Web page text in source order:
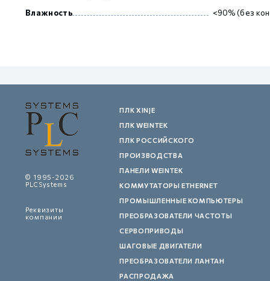
Влажность <90% (без
© 1995-2026
PLCSystems
Реквизиты
компании
ПЛК XINJE
ПЛК WEINTEK
ПЛК РОССИЙСКОГО
ПРОИЗВОДСТВА
ПАНЕЛИ WEINTEK
КОММУТАТОРЫ ETHERNET
ПРОМЫШЛЕННЫЕ КОМПЬЮТЕРЫ
ПРЕОБРАЗОВАТЕЛИ ЧАСТОТЫ
СЕРВОПРИВОДЫ
ШАГОВЫЕ ДВИГАТЕЛИ
ПРЕОБРАЗОВАТЕЛИ ЛАНТАН
РАСПРОДАЖА